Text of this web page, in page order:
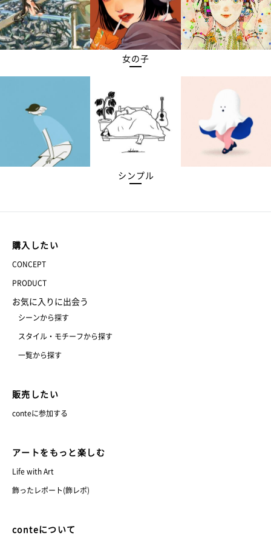
女の子
シンプル
購入したい
CONCEPT
PRODUCT
お気に入りに出会う
シーンから探す
スタイル・モチーフから探す
一覧から探す
販売したい
conteに参加する
アートをもっと楽しむ
Life with Art
飾ったレポート(飾レポ)
conteについて